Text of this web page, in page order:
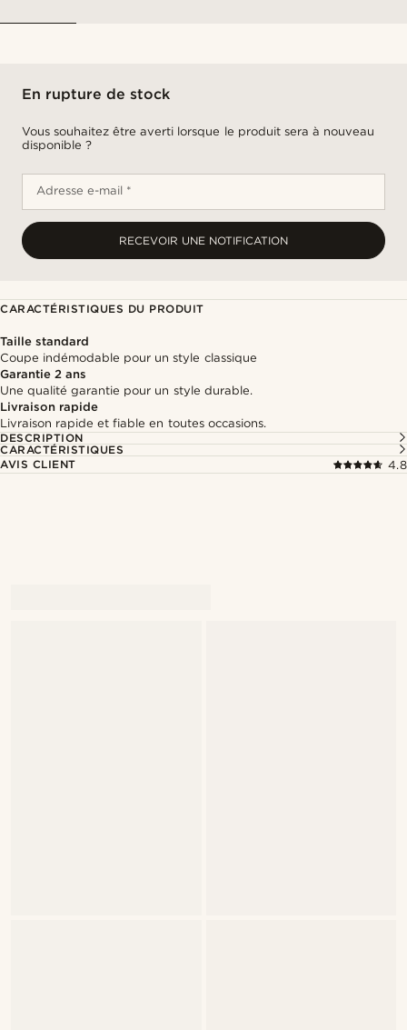
En rupture de stock
Vous souhaitez être averti lorsque le produit sera à nouveau
disponible ?
Adresse e-mail *
RECEVOIR UNE NOTIFICATION
CARACTÉRISTIQUES DU PRODUIT
Taille standard
Coupe indémodable pour un style classique
Garantie 2 ans
Une qualité garantie pour un style durable.
Livraison rapide
Livraison rapide et fiable en toutes occasions.
DESCRIPTION
CARACTÉRISTIQUES
AVIS CLIENT
4.8